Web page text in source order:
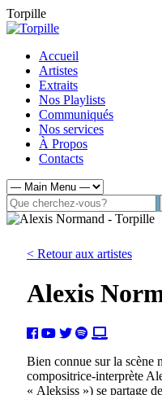
Torpille
Accueil
Artistes
Extraits
Nos Playlists
Communiqués
Nos services
À Propos
Contacts
< Retour aux artistes
Alexis
Bien connue sur la scène
compositrice-interprète
« Aleksiss ») se partage